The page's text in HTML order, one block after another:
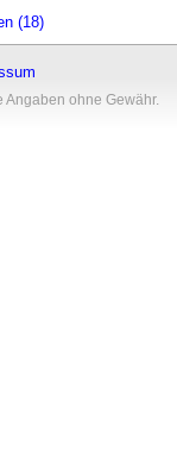
(18)
ohne Gewähr.